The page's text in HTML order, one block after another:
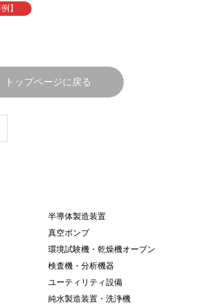
】
トップページに戻る
半導体製造装置
真空ポンプ
環境試験機・乾燥機オーブン
検査機・分析機器
ユーティリティ設備
純水製造装置・洗浄機